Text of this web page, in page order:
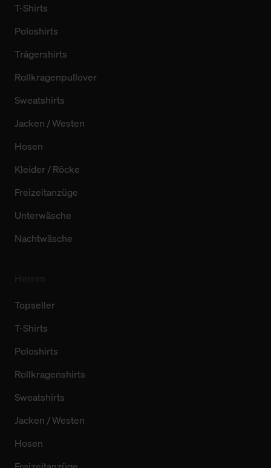
T-Shirts
Poloshirts
Trägershirts
Rollkragenpullover
Sweatshirts
Jacken / Westen
Hosen
Kleider / Röcke
Freizeitanzüge
Unterwäsche
Nachtwäsche
Topseller
T-Shirts
Poloshirts
Rollkragenshirts
Sweatshirts
Jacken / Westen
Hosen